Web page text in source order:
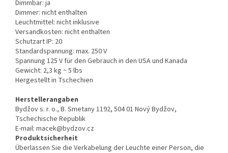
Dimmbar: ja
Dimmer: nicht enthalten
Leuchtmittel: nicht inklusive
Versandkosten: nicht enthalten
Schutzart IP: 20
Standardspannung: max. 250 V
Spannung 125 V für den Gebrauch in den USA und Kanada
Gewicht: 2,3 kg ~ 5 lbs
Hergestellt in Tschechien
Herstellerangaben
Bydžov s. r. o., B. Smetany 1192, 504 01 Nový Bydžov,
Tschechische Republik
E-mail: macek@bydzov.cz
Produktsicherheit
Überlassen Sie die Verkabelung der Leuchte einer Person, die